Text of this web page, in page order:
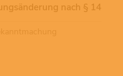
nach § 14